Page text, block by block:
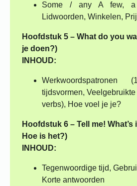
Some / any A few,
Lidwoorden, Winkelen,
Hoofdstuk 5 – What do you
je doen?)
INHOUD:
Werkwoordspatronen
tijdsvormen,
verbs), Hoe voel je je?
Hoofdstuk 6 – Tell me! What’s
Hoe is het?)
INHOUD:
Tegenwoordige tijd,
Korte antwoorden